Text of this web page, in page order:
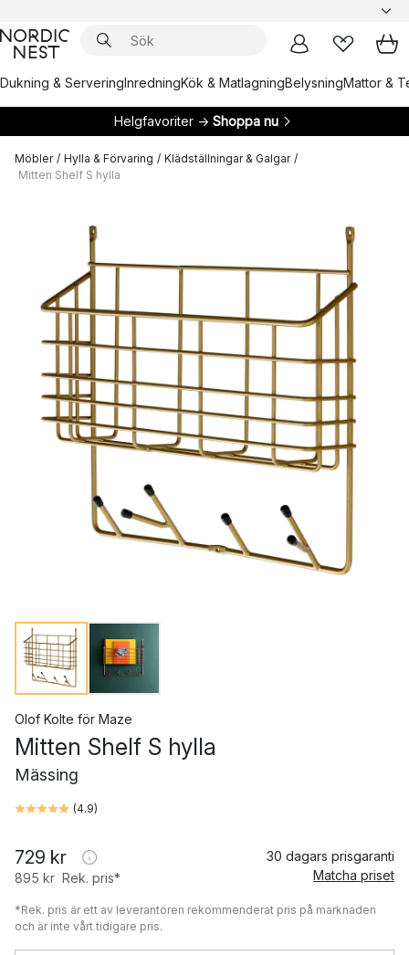
Dukning & ServeringInredningKök & MatlagningBelysningMattor &
Helgfavoriter → Shoppa nu
Möbler / Hylla & Förvaring / Klädställningar & Galgar /
Mitten Shelf S hylla
Olof Kolte för Maze
Mitten Shelf S hylla
Mässing
(4.9)
729 kr
895 kr Rek. pris*
30 dagars prisgaranti
Matcha priset
*Rek. pris är ett av leverantören rekommenderat pris på marknaden
och är inte vårt tidigare pris.